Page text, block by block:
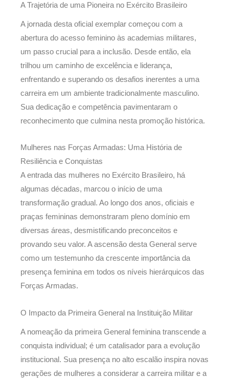
A Trajetória de uma Pioneira no Exército Brasileiro
A jornada desta oficial exemplar começou com a
abertura do acesso feminino às academias militares,
um passo crucial para a inclusão. Desde então, ela
trilhou um caminho de excelência e liderança,
enfrentando e superando os desafios inerentes a uma
carreira em um ambiente tradicionalmente masculino.
Sua dedicação e competência pavimentaram o
reconhecimento que culmina nesta promoção histórica.
Mulheres nas Forças Armadas: Uma História de
Resiliência e Conquistas
A entrada das mulheres no Exército Brasileiro, há
algumas décadas, marcou o início de uma
transformação gradual. Ao longo dos anos, oficiais e
praças femininas demonstraram pleno domínio em
diversas áreas, desmistificando preconceitos e
provando seu valor. A ascensão desta General serve
como um testemunho da crescente importância da
presença feminina em todos os níveis hierárquicos das
Forças Armadas.
O Impacto da Primeira General na Instituição Militar
A nomeação da primeira General feminina transcende a
conquista individual; é um catalisador para a evolução
institucional. Sua presença no alto escalão inspira novas
gerações de mulheres a considerar a carreira militar e a